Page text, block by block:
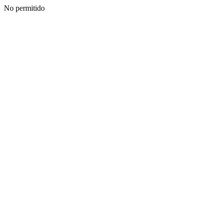
No permitido